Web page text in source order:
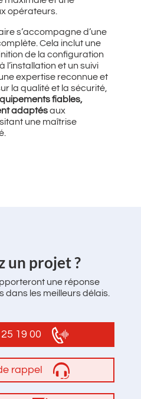
opérateurs.
s’accompagne d’une
Cela inclut une
de la configuration
l’installation et un suivi
expertise reconnue et
la qualité et la sécurité,
fiables,
adaptésaux
une maîtrise
un projet ?
une réponse
dans les meilleurs délais.
19 00
rappel